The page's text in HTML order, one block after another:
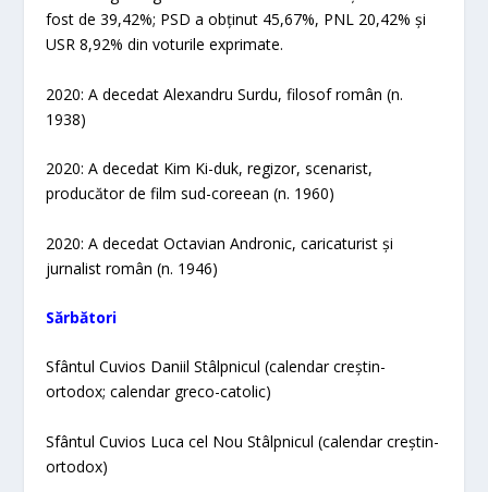
fost de 39,42%; PSD a obținut 45,67%, PNL 20,42% și
USR 8,92% din voturile exprimate.
2020: A decedat Alexandru Surdu, filosof român (n.
1938)
2020: A decedat Kim Ki-duk, regizor, scenarist,
producător de film sud-coreean (n. 1960)
2020: A decedat Octavian Andronic, caricaturist și
jurnalist român (n. 1946)
Sărbători
Sfântul Cuvios Daniil Stâlpnicul (calendar creștin-
ortodox; calendar greco-catolic)
Sfântul Cuvios Luca cel Nou Stâlpnicul (calendar creștin-
ortodox)